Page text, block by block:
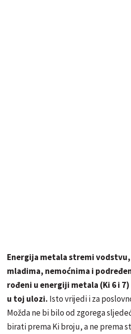
Energija metala stremi
mladima, nemoćnima i
rođeni u energiji metala (Ki 6 i
u toj ulozi. Isto vrijedi i za
Možda ne bi bilo od zgorega
birati prema Ki broju, a ne prema